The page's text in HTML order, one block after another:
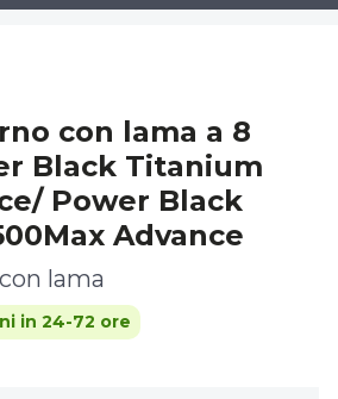
con lama a 8
Black Titanium
Power Black
Advance
lama
in 24-72 ore